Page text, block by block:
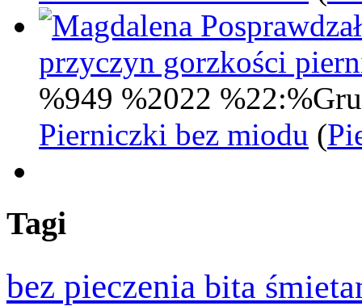
przyczyn gorzkości
%949 %2022 %22:%Gru
Pierniczki bez miodu (
Tagi
bez pieczenia bita